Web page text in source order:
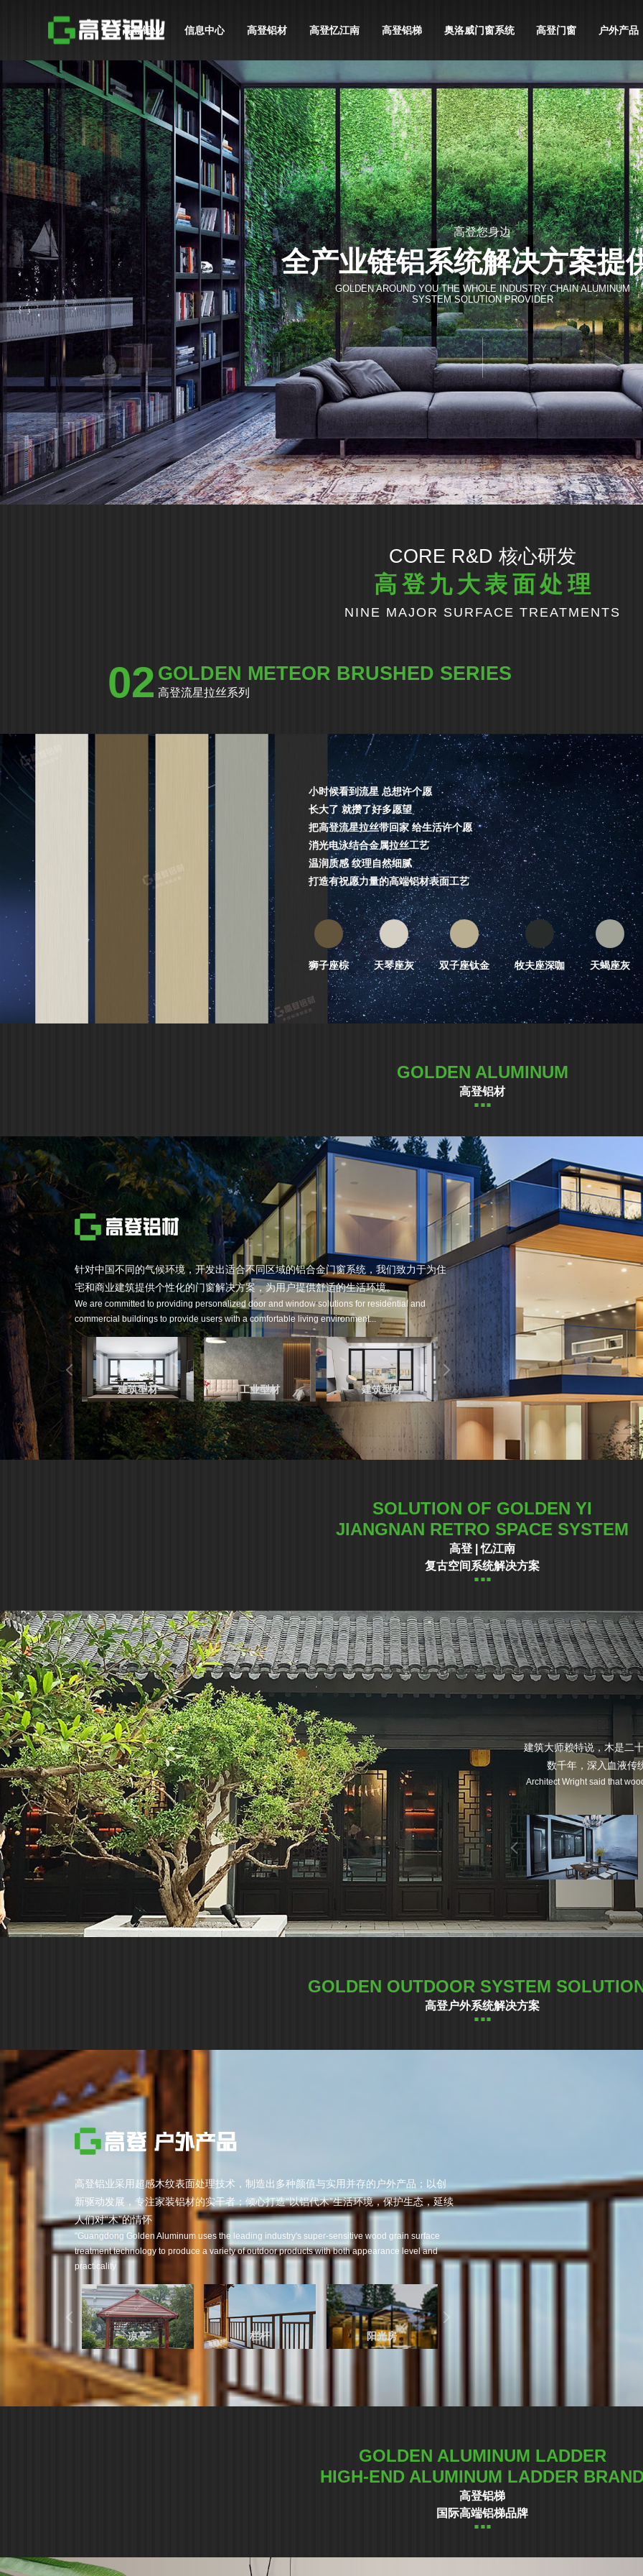
高登铝业 信息中心 高登铝材 高登忆江南 高登铝梯 奥洛威门窗系统 高登门窗 户外产品
CORE R&D 核心研发
高登九大表面处理
NINE MAJOR SURFACE TREATMENTS
02 GOLDEN METEOR BRUSHED SERIES
高登流星拉丝系列
小时候看到流星 总想许个愿
长大了 就攒了好多愿望
把高登流星拉丝带回家 给生活许个愿
消光电泳结合金属拉丝工艺
温润质感 纹理自然细腻
打造有祝愿力量的高端铝材表面工艺
狮子座棕 天琴座灰 双子座钛金 牧夫座深咖 天蝎座灰
GOLDEN ALUMINUM
高登铝材
针对中国不同的气候环境，开发出适合不同区域的铝合金门窗系统，我们致力于为住
宅和商业建筑提供个性化的门窗解决方案，为用户提供舒适的生活环境。
We are committed to providing personalized door and window solutions for residential and
commercial buildings to provide users with a comfortable living environment...
建筑型材 工业型材 建筑型材
SOLUTION OF GOLDEN YI
JIANGNAN RETRO SPACE SYSTEM
高登 | 忆江南
复古空间系统解决方案
建筑大师赖特说，木是二
数千年，深入血液传
Architect Wright said that
GOLDEN OUTDOOR SYSTEM
高登户外系统解决方案
高登铝业采用超感木纹表面处理技术，制造出多种颜值与实用并存的户外产品；以创
新驱动发展，专注家装铝材的实干者；倾心打造“以铝代木”生活环境，保护生态，延续
人们对“木”的情怀
"Guangdong Golden Aluminum uses the leading industry's super-sensitive wood grain surface
treatment technology to produce a variety of outdoor products with both appearance level and
practicality
凉亭 栏杆 阳光房
GOLDEN ALUMINUM LADDER
HIGH-END ALUMINUM LADDER
高登铝梯
国际高端铝梯品牌